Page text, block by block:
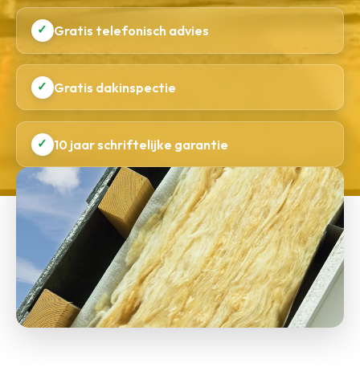
✓ Gratis telefonisch advies
✓ Gratis dakinspectie
✓ 10 jaar schriftelijke garantie